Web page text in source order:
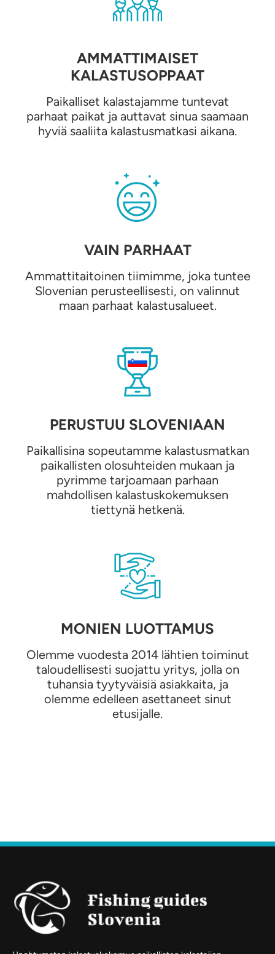
AMMATTIMAISET
KALASTUSOPPAAT
Paikalliset kalastajamme tuntevat
parhaat paikat ja auttavat sinua saamaan
hyviä saaliita kalastusmatkasi aikana.
VAIN PARHAAT
Ammattitaitoinen tiimimme, joka tuntee
Slovenian perusteellisesti, on valinnut
maan parhaat kalastusalueet.
PERUSTUU SLOVENIAAN
Paikallisina sopeutamme kalastusmatkan
paikallisten olosuhteiden mukaan ja
pyrimme tarjoamaan parhaan
mahdollisen kalastuskokemuksen
tiettynä hetkenä.
MONIEN LUOTTAMUS
Olemme vuodesta 2014 lähtien toiminut
taloudellisesti suojattu yritys, jolla on
tuhansia tyytyväisiä asiakkaita, ja
olemme edelleen asettaneet sinut
etusijalle.